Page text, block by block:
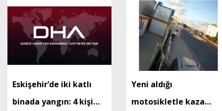
Eskişehir’de iki katlı
binada yangın: 4 kişi
Yeni aldığı
motosikletle kaza